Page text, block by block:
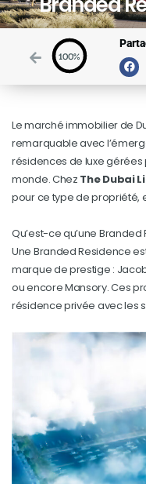
100%
Le marché immobilier de
remarquable avec
résidences de luxe
monde. Chez The Dubai
pour ce type de propriété,
Qu’est-ce qu’une Branded
Une Branded Residence
marque de prestige :
ou encore Mansory. Ces
résidence privée avec les